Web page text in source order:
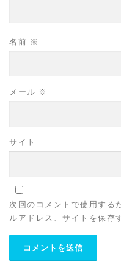
名前 ※
メール ※
サイト
次回のコメントで使用する
ルアドレス、サイトを保存